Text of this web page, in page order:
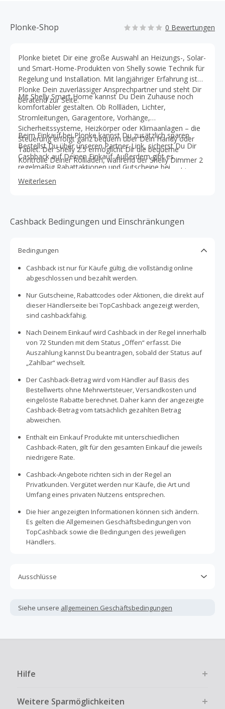
Plonke-Shop 0 Bewertungen
Plonke bietet Dir eine große Auswahl an Heizungs-, Solar-
und Smart-Home-Produkten von Shelly sowie Technik für
Regelung und Installation. Mit langjähriger Erfahrung ist
Plonke Dein zuverlässiger Ansprechpartner und steht Dir
beratend zur Seite.
Mit Shelly Smart Home kannst Du Dein Zuhause noch
komfortabler gestalten. Ob Rollläden, Lichter,
Stromleitungen, Garagentore, Vorhänge,
Sicherheitssysteme, Heizkörper oder Klimaanlagen – die
Steuerung erfolgt ganz bequem über Dein Handy oder
Tablet. Der Shelly 2.5 ermöglicht Dir die bequeme
Kontrolle Deiner Rollläden, während der Shelly Dimmer 2
die perfekte Lösung für verschiedene Halogenleuchten
und dimmbare LEDs darstellt. Alle Shelly-Produkte sind
Beim Einkauf bei Plonke kannst Du zusätzlich sparen.
Bestellst Du über unseren Partner-Link, sicherst Du Dir
Cashback auf Deinen Einkauf. Außerdem gibt es
regelmäßig Rabattaktionen und Gutscheine bei
TopCashback, mit denen Du noch mehr sparen kannst –
so machst Du Dein Zuhause smarter und profitierst dabei
Weiterlesen
Cashback Bedingungen und Einschränkungen
Bedingungen
Cashback ist nur für Käufe gültig, die vollständig online
abgeschlossen und bezahlt werden.
Nur Gutscheine, Rabattcodes oder Aktionen, die direkt auf
dieser Händlerseite bei TopCashback angezeigt werden,
sind cashbackfähig.
Nach Deinem Einkauf wird Cashback in der Regel innerhalb
von 72 Stunden mit dem Status „Offen“ erfasst. Die
Auszahlung kannst Du beantragen, sobald der Status auf
„Zahlbar“ wechselt.
Der Cashback-Betrag wird vom Händler auf Basis des
Bestellwerts ohne Mehrwertsteuer, Versandkosten und
eingelöste Rabatte berechnet. Daher kann der angezeigte
Cashback-Betrag vom tatsächlich gezahlten Betrag
abweichen.
Enthält ein Einkauf Produkte mit unterschiedlichen
Cashback-Raten, gilt für den gesamten Einkauf die jeweils
niedrigere Rate.
Cashback-Angebote richten sich in der Regel an
Privatkunden. Vergütet werden nur Käufe, die Art und
Umfang eines privaten Nutzens entsprechen.
Die hier angezeigten Informationen können sich ändern.
Es gelten die Allgemeinen Geschäftsbedingungen von
TopCashback sowie die Bedingungen des jeweiligen
Händlers.
Ausschlüsse
andere Sparprogramme verwendet werden, die nicht
ausdrücklich auf dieser Händlerseite von TopCashback
Kein Cashback für den Kauf von Geschenkgutscheinen
Bezahlvorgang ist nur dann cashbackfähig, wenn dies
ausdrücklich auf der Händlerseite erlaubt ist.
Stornierung, Kündigung eines Abonnements oder Widerruf
Siehe unsere allgemeinen Geschäftsbedingungen
Hilfe
Weitere Sparmöglichkeiten